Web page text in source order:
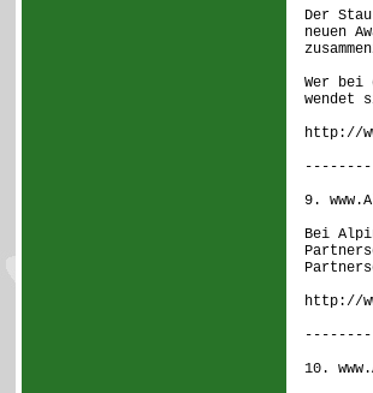
Der
neuen
Wer bei
wendet
http://
9.
Bei
http://
10.